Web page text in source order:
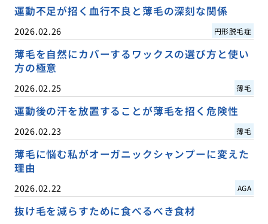
運動不足が招く血行不良と薄毛の深刻な関係
2026.02.26 円形脱毛症
薄毛を自然にカバーするワックスの選び方と使い
方の極意
2026.02.25 薄毛
運動後の汗を放置することが薄毛を招く危険性
2026.02.23 薄毛
薄毛に悩む私がオーガニックシャンプーに変えた
理由
2026.02.22 AGA
抜け毛を減らすために食べるべき食材